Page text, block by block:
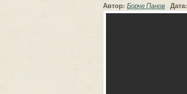
Автор: Борче Панов Дата: